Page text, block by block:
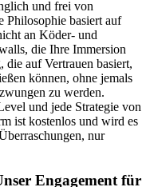
und frei von
Philosophie basiert auf
an Köder- und
die Ihre Immersion
die auf Vertrauen basiert,
können, ohne jemals
zu werden.
und jede Strategie von
ist kostenlos und wird es
nur
Engagement für